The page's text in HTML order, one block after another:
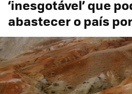
‘inesgotável’ que
abastecer o país